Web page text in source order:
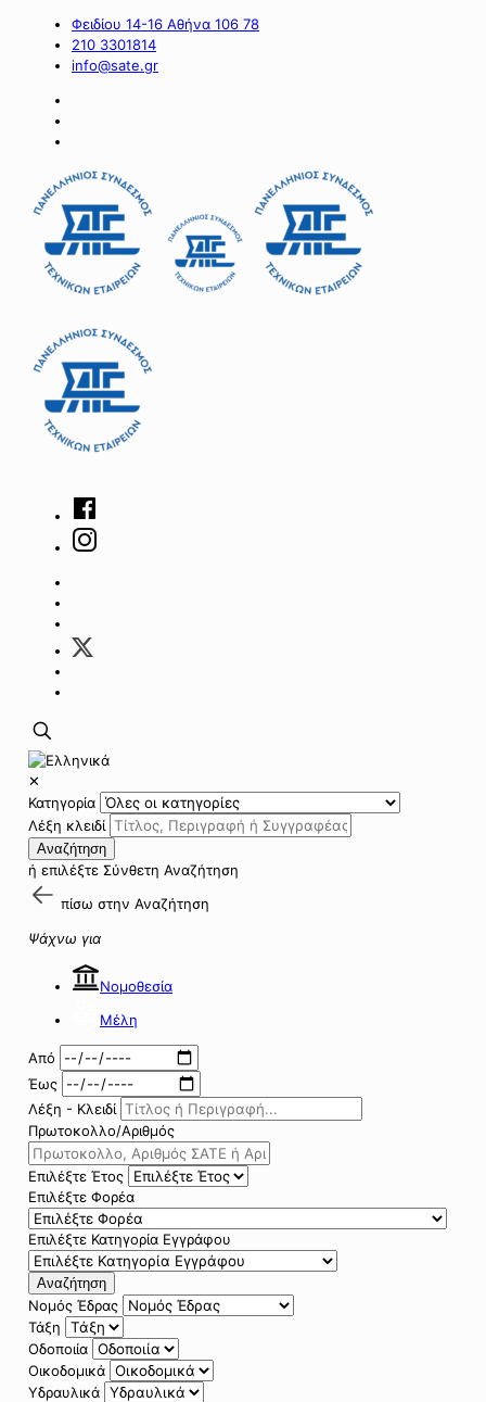
Φειδίου 14-16 Αθήνα 106 78
210 3301814
info@sate.gr
✕
Κατηγορία
Λέξη κλειδί
Αναζήτηση
ή επιλέξτε Σύνθετη Αναζήτηση
πίσω στην Αναζήτηση
Ψάχνω για
Νομοθεσία
Μέλη
Από
Έως
Λέξη - Κλειδί
Πρωτοκολλο/Αριθμός
Επιλέξτε Έτος
Επιλέξτε Φορέα
Επιλέξτε Κατηγορία Εγγράφου
Αναζήτηση
Νομός Έδρας
Τάξη
Οδοποιία
Οικοδομικά
Υδραυλικά